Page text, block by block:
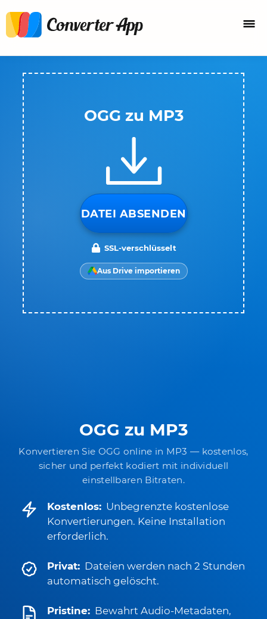
OGG zu MP3
Konvertieren Sie OGG online in MP3 — kostenlos,
sicher und perfekt kodiert mit individuell
einstellbaren Bitraten.
Kostenlos: Unbegrenzte kostenlose
Konvertierungen. Keine Installation
erforderlich.
Privat: Dateien werden nach 2 Stunden
automatisch gelöscht.
Pristine: Bewahrt Audio-Metadaten,
OGG zu MP3
DATEI ABSENDEN
SSL-verschlüsselt
Aus Drive importieren